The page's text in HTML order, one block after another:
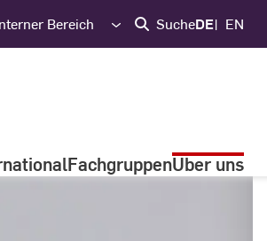
Bereich SucheDE EN
FachgruppenÜber uns